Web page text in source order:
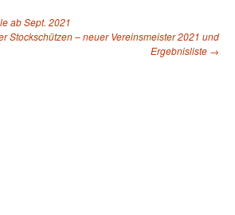
ab Sept. 2021
Stockschützen – neuer Vereinsmeister 2021 und
Ergebnisliste →